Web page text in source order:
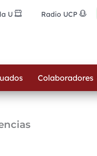
U Radio UCP
Colaboradores